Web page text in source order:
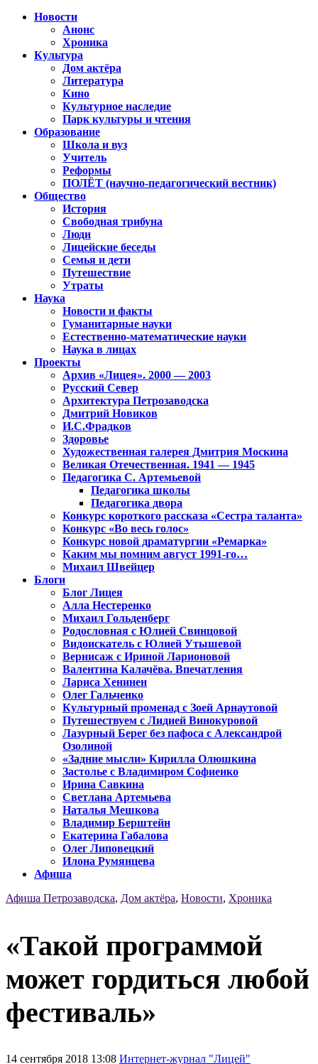
Новости
Анонс
Хроника
Культура
Дом актёра
Литература
Кино
Культурное наследие
Парк культуры и чтения
Образование
Школа и вуз
Учитель
Реформы
ПОЛЁТ (научно-педагогический вестник)
Общество
История
Свободная трибуна
Люди
Лицейские беседы
Семья и дети
Путешествие
Утраты
Наука
Новости и факты
Гуманитарные науки
Естественно-математические науки
Наука в лицах
Проекты
Архив «Лицея». 2000 — 2003
Русский Север
Архитектура Петрозаводска
Дмитрий Новиков
И.С.Фрадков
Здоровье
Художественная галерея Дмитрия Москина
Великая Отечественная. 1941 — 1945
Педагогика С. Артемьевой
Педагогика школы
Педагогика двора
Конкурс короткого рассказа «Сестра таланта»
Конкурс «Во весь голос»
Конкурс новой драматургии «Ремарка»
Каким мы помним август 1991-го…
Михаил Швейцер
Блоги
Блог Лицея
Алла Нестеренко
Михаил Гольденберг
Родословная с Юлией Свинцовой
Видоискатель с Юлией Утышевой
Вернисаж с Ириной Ларионовой
Валентина Калачёва. Впечатления
Лариса Хенинен
Олег Гальченко
Культурный променад с Зоей Арнаутовой
Путешествуем с Лидией Винокуровой
Лазурный Берег без пафоса с Александрой
Озолиной
«Задние мысли» Кирилла Олюшкина
Застолье с Владимиром Софиенко
Ирина Савкина
Светлана Артемьева
Наталья Мешкова
Владимир Берштейн
Екатерина Габалова
Олег Липовецкий
Илона Румянцева
Афиша
Афиша Петрозаводска, Дом актёра, Новости, Хроника
«Такой программой
может гордиться любой
фестиваль»
14 сентября 2018 13:08 Интернет-журнал "Лицей"